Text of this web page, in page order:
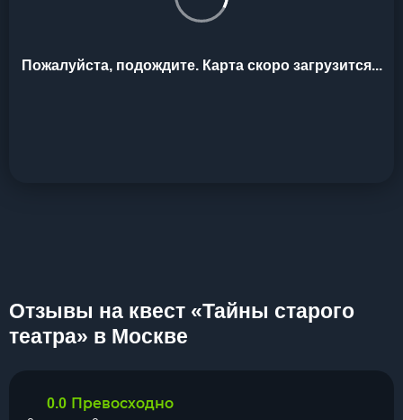
Пожалуйста, подождите. Карта скоро загрузится...
Отзывы на квест «Тайны старого
театра» в Москве
0.0 Превосходно